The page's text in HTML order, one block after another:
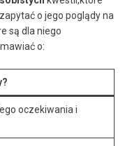
o jego poglądy na
są dla niego
o:
oczekiwania i